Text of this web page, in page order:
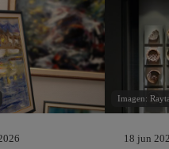
Imagen:
18 jun